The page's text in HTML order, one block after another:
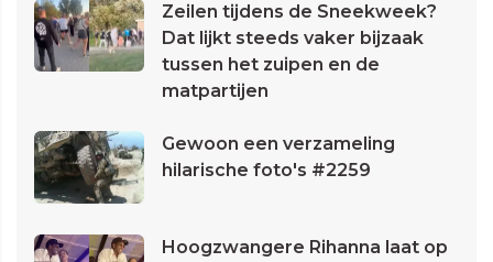
Zeilen tijdens de Sneekweek?
Dat lijkt steeds vaker bijzaak
tussen het zuipen en de
matpartijen
Gewoon een verzameling
hilarische foto's #2259
Hoogzwangere Rihanna laat op